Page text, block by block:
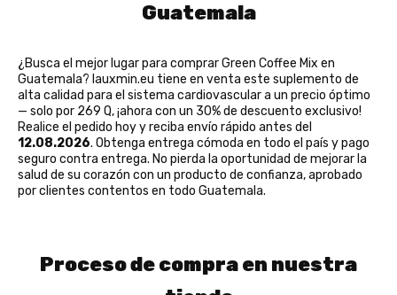
Guatemala
¿Busca el mejor lugar para comprar Green Coffee Mix en
Guatemala? lauxmin.eu tiene en venta este suplemento de
alta calidad para el sistema cardiovascular a un precio óptimo
— solo por 269 Q, ¡ahora con un 30% de descuento exclusivo!
Realice el pedido hoy y reciba envío rápido antes del
12.08.2026. Obtenga entrega cómoda en todo el país y pago
seguro contra entrega. No pierda la oportunidad de mejorar la
salud de su corazón con un producto de confianza, aprobado
por clientes contentos en todo Guatemala.
Proceso de compra en nuestra